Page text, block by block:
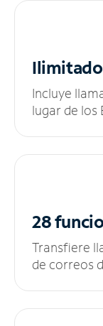
Ilimitado
Incluye
lugar de los
28
Transfiere
de correos